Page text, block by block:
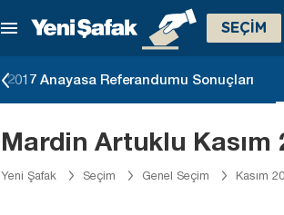
SEÇİM
2017 Anayasa Referandumu Sonuçları
Mardin Artuklu Kasım
Yeni Şafak Seçim Genel Seçim Kasım